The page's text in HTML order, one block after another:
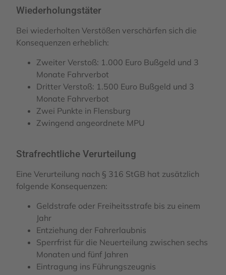
Wiederholungstäter
Bei wiederholten Verstößen verschärfen sich die
Konsequenzen erheblich:
Zweiter Verstoß: 1.000 Euro Bußgeld und 3
Monate Fahrverbot
Dritter Verstoß: 1.500 Euro Bußgeld und 3
Monate Fahrverbot
Zwei Punkte in Flensburg
Zwingend angeordnete MPU
Strafrechtliche Verurteilung
Eine Verurteilung nach § 316 StGB hat zusätzlich
folgende Konsequenzen:
Geldstrafe oder Freiheitsstrafe bis zu einem
Jahr
Entziehung der Fahrerlaubnis
Sperrfrist für die Neuerteilung zwischen sechs
Monaten und fünf Jahren
Eintragung ins Führungszeugnis